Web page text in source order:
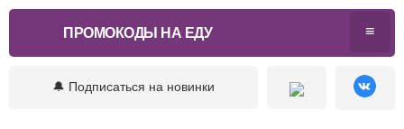
ПРОМОКОДЫ НА ЕДУ
🔔 Подписаться на новинки